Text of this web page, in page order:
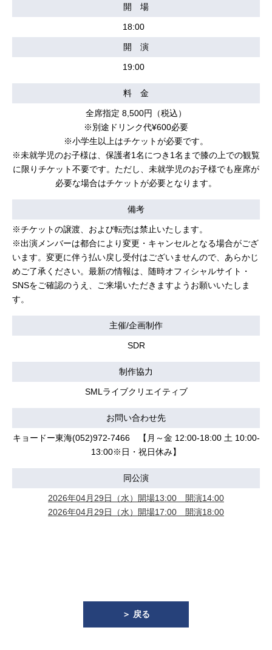
開 場
18:00
開 演
19:00
料 金
全席指定 8,500円（税込）
※別途ドリンク代¥600必要
※小学生以上はチケットが必要です。
※未就学児のお子様は、保護者1名につき1名まで膝の上での観覧
に限りチケット不要です。ただし、未就学児のお子様でも座席が
必要な場合はチケットが必要となります。
備考
※チケットの譲渡、および転売は禁止いたします。
※出演メンバーは都合により変更・キャンセルとなる場合がござ
います。変更に伴う払い戻し受付はございませんので、あらかじ
めご了承ください。最新の情報は、随時オフィシャルサイト・
SNSをご確認のうえ、ご来場いただきますようお願いいたしま
す。
主催/企画制作
SDR
制作協力
SMLライブクリエイティブ
お問い合わせ先
キョードー東海(052)972-7466 【月～金 12:00-18:00 土 10:00-
13:00※日・祝日休み】
同公演
2026年04月29日（水）開場13:00 開演14:00
2026年04月29日（水）開場17:00 開演18:00
＞ 戻る